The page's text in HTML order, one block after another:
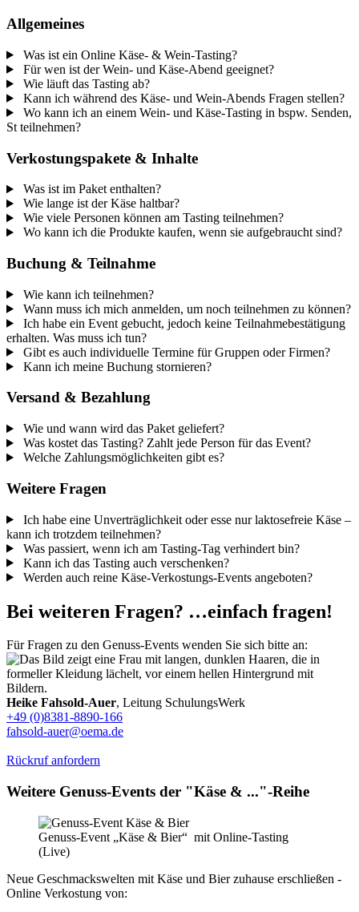
Allgemeines
Was ist ein Online Käse- & Wein-Tasting?
Für wen ist der Wein- und Käse-Abend geeignet?
Wie läuft das Tasting ab?
Kann ich während des Käse- und Wein-Abends Fragen stellen?
Wo kann ich an einem Wein- und Käse-Tasting in bspw. Senden,
St teilnehmen?
Verkostungspakete & Inhalte
Was ist im Paket enthalten?
Wie lange ist der Käse haltbar?
Wie viele Personen können am Tasting teilnehmen?
Wo kann ich die Produkte kaufen, wenn sie aufgebraucht sind?
Buchung & Teilnahme
Wie kann ich teilnehmen?
Wann muss ich mich anmelden, um noch teilnehmen zu können?
Ich habe ein Event gebucht, jedoch keine Teilnahmebestätigung
erhalten. Was muss ich tun?
Gibt es auch individuelle Termine für Gruppen oder Firmen?
Kann ich meine Buchung stornieren?
Versand & Bezahlung
Wie und wann wird das Paket geliefert?
Was kostet das Tasting? Zahlt jede Person für das Event?
Welche Zahlungsmöglichkeiten gibt es?
Weitere Fragen
Ich habe eine Unverträglichkeit oder esse nur laktosefreie Käse –
kann ich trotzdem teilnehmen?
Was passiert, wenn ich am Tasting-Tag verhindert bin?
Kann ich das Tasting auch verschenken?
Werden auch reine Käse-Verkostungs-Events angeboten?
Bei weiteren Fragen? …einfach fragen!
Für Fragen zu den Genuss-Events wenden Sie sich bitte an:
Heike Fahsold-Auer, Leitung SchulungsWerk
+49 (0)8381-8890-166
fahsold-auer@oema.de
Rückruf anfordern
Weitere Genuss-Events der "Käse & ..."-Reihe
Genuss-Event „Käse & Bier“ mit Online-Tasting
(Live)
Neue Geschmackswelten mit Käse und Bier zuhause erschließen -
Online Verkostung von: